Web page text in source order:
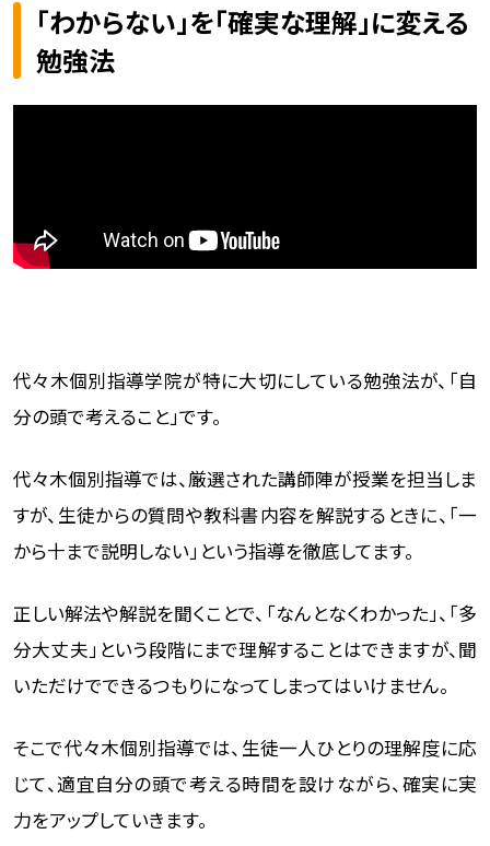
「わからない」を「確実な理解」に変える
勉強法
代々木個別指導学院が特に大切にしている勉強法が、「自
分の頭で考えること」です。
代々木個別指導では、厳選された講師陣が授業を担当しま
すが、生徒からの質問や教科書内容を解説するときに、「一
から十まで説明しない」という指導を徹底してます。
正しい解法や解説を聞くことで、「なんとなくわかった」、「多
分大丈夫」という段階にまで理解することはできますが、聞
いただけでできるつもりになってしまってはいけません。
そこで代々木個別指導では、生徒一人ひとりの理解度に応
じて、適宜自分の頭で考える時間を設けながら、確実に実
力をアップしていきます。